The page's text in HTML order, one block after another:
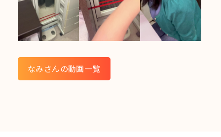
なみさんの動画一覧